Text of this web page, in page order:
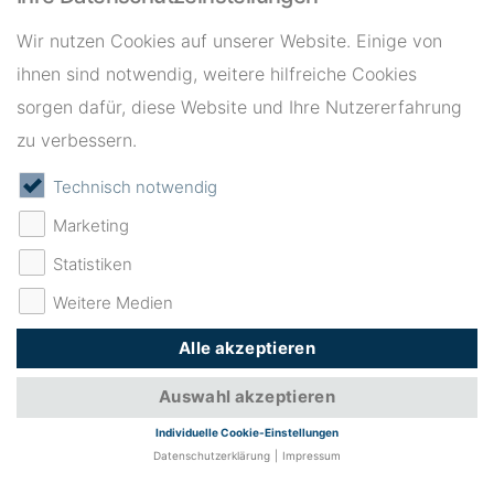
Wir nutzen Cookies auf unserer Website. Einige von
ihnen sind notwendig, weitere hilfreiche Cookies
sorgen dafür, diese Website und Ihre Nutzererfahrung
zu verbessern.
Technisch notwendig
Marketing
Statistiken
Weitere Medien
Alle akzeptieren
Auswahl akzeptieren
Individuelle Cookie-Einstellungen
Datenschutzerklärung
Impressum
Für Ärzte
Service
Datenschutz Evidia Sweden
4ways
©